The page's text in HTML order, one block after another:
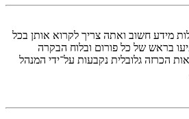
מידע חשוב ואתה צריך לקרוא אותן בכל
בראש של כל פורום ובלוח הבקרה
הכרזה גלובלית נקבעות על־ידי המנהל